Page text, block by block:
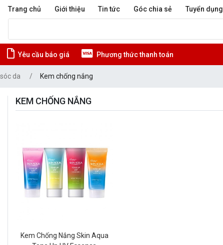
Trang chủ Giới thiệu Tin tức Góc chia sẻ Tuyển dụng
Yêu cầu báo giá Phương thức thanh toán
da Kem chống nắng
KEM CHỐNG NẮNG
Kem Chống Nắng Skin Aqua